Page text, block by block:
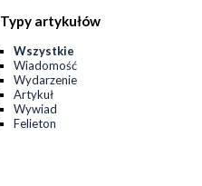
Typy artykułów
Wszystkie
Wiadomość
Wydarzenie
Artykuł
Wywiad
Felieton